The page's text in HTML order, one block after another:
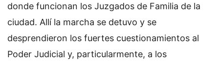
donde funcionan los Juzgados de Familia de la
ciudad. Allí la marcha se detuvo y se
desprendieron los fuertes cuestionamientos al
Poder Judicial y, particularmente, a los